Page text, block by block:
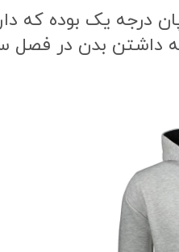
یک بوده که
داشتن بدن در فصل